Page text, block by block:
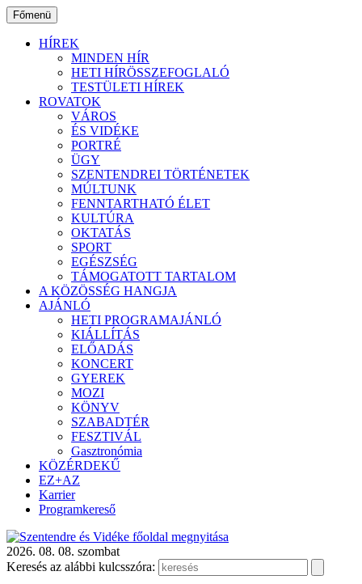
Ugrás
a
tartalomhoz
Főmenü
HÍREK
MINDEN HÍR
HETI HÍRÖSSZEFOGLALÓ
TESTÜLETI HÍREK
ROVATOK
VÁROS
ÉS VIDÉKE
PORTRÉ
ÜGY
SZENTENDREI TÖRTÉNETEK
MÚLTUNK
FENNTARTHATÓ ÉLET
KULTÚRA
OKTATÁS
SPORT
EGÉSZSÉG
TÁMOGATOTT TARTALOM
A KÖZÖSSÉG HANGJA
AJÁNLÓ
HETI PROGRAMAJÁNLÓ
KIÁLLÍTÁS
ELŐADÁS
KONCERT
GYEREK
MOZI
KÖNYV
SZABADTÉR
FESZTIVÁL
Gasztronómia
KÖZÉRDEKŰ
EZ+AZ
Karrier
Programkereső
2026. 08. 08. szombat
Keresés az alábbi kulcsszóra: